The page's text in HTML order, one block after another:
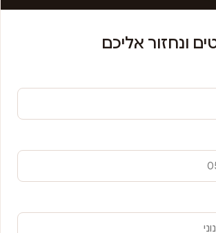
ונחזור אליכם